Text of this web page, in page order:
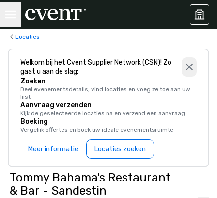
Locaties
Welkom bij het Cvent Supplier Network (CSN)! Zo
gaat u aan de slag:
Zoeken
Deel evenementsdetails, vind locaties en voeg ze toe aan uw
lijst
Aanvraag verzenden
Kijk de geselecteerde locaties na en verzend een aanvraag
Boeking
Vergelijk offertes en boek uw ideale evenementsruimte
Meer informatie Locaties zoeken
Tommy Bahama's Restaurant
& Bar - Sandestin